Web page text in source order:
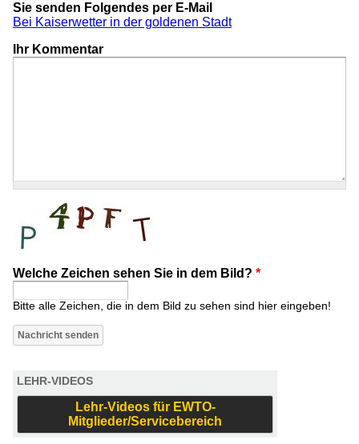
Sie senden Folgendes per E-Mail
Bei Kaiserwetter in der goldenen Stadt
Ihr Kommentar
Welche Zeichen sehen Sie in dem Bild? *
Bitte alle Zeichen, die in dem Bild zu sehen sind hier eingeben!
LEHR-VIDEOS
Lehr-Videos für EWTO-
Mitglieder/Servicebereich